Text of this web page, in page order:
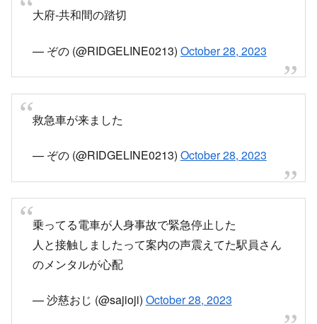
大府-共和間の踏切
— ぞの (@RIDGELINE0213)October 28, 2023
救急車が来ました
乗ってる電車が人身事故で緊急停止した
のメンタルが心配